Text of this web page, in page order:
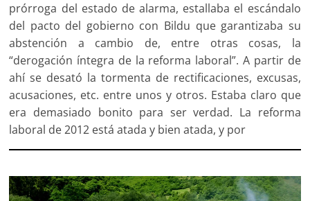
prórroga del estado de alarma, estallaba el escándalo
del pacto del gobierno con Bildu que garantizaba su
abstención a cambio de, entre otras cosas, la
“derogación íntegra de la reforma laboral”. A partir de
ahí se desató la tormenta de rectificaciones, excusas,
acusaciones, etc. entre unos y otros. Estaba claro que
era demasiado bonito para ser verdad. La reforma
laboral de 2012 está atada y bien atada, y por